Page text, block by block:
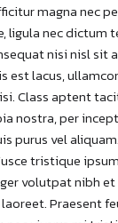
magna nec
ligula nec dictum
nisi nisl sit
est lacus,
Class aptent
nostra, per
purus vel
tristique
volutpat nibh
Praesent